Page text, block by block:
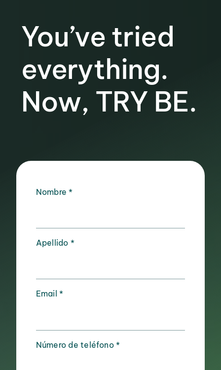
You’ve tried
everything.
Now, TRY BE.
Nombre*
Apellido *
Email*
Número de teléfono*